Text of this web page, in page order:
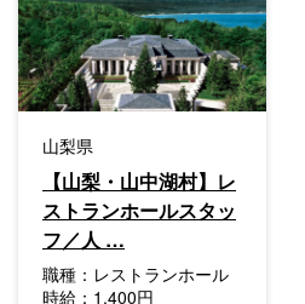
山梨県
【山梨・山中湖村】レ
ストランホールスタッ
フ／人 …
職種： レストランホール
時給： 1,400円